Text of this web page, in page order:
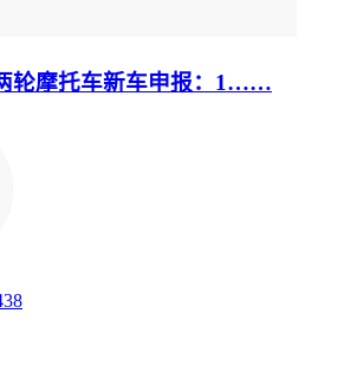
轮摩托车新车申报：1……